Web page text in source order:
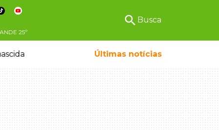
25º
search Busca
Últimas notícias